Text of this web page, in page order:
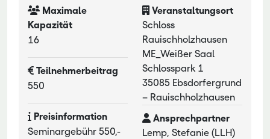
Maximale
Kapazität
16
Teilnehmerbeitrag
550
Preisinformation
Seminargebühr 550,-
Veranstaltungsort
Schloss
Rauischholzhausen
ME_Weißer Saal
Schlosspark 1
35085 Ebsdorfergrund
– Rauischholzhausen
Ansprechpartner
Lemp, Stefanie (LLH)